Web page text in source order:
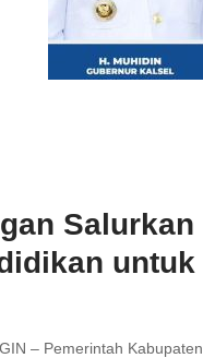
Salurkan
untuk
– Pemerintah Kabupaten